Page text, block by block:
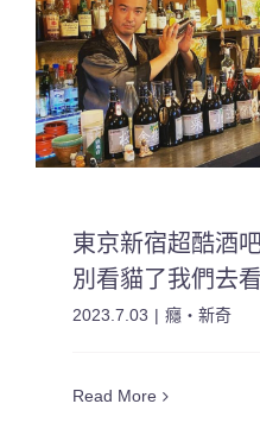
東京新宿超酷酒
別看貓了我們去
2023.7.03 | 癮・新奇
Read More